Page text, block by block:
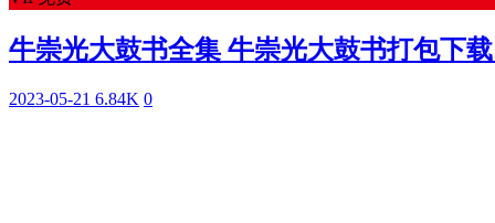
牛崇光大鼓书全集 牛崇光大鼓书打包下载
2023-05-21 6.84K 0